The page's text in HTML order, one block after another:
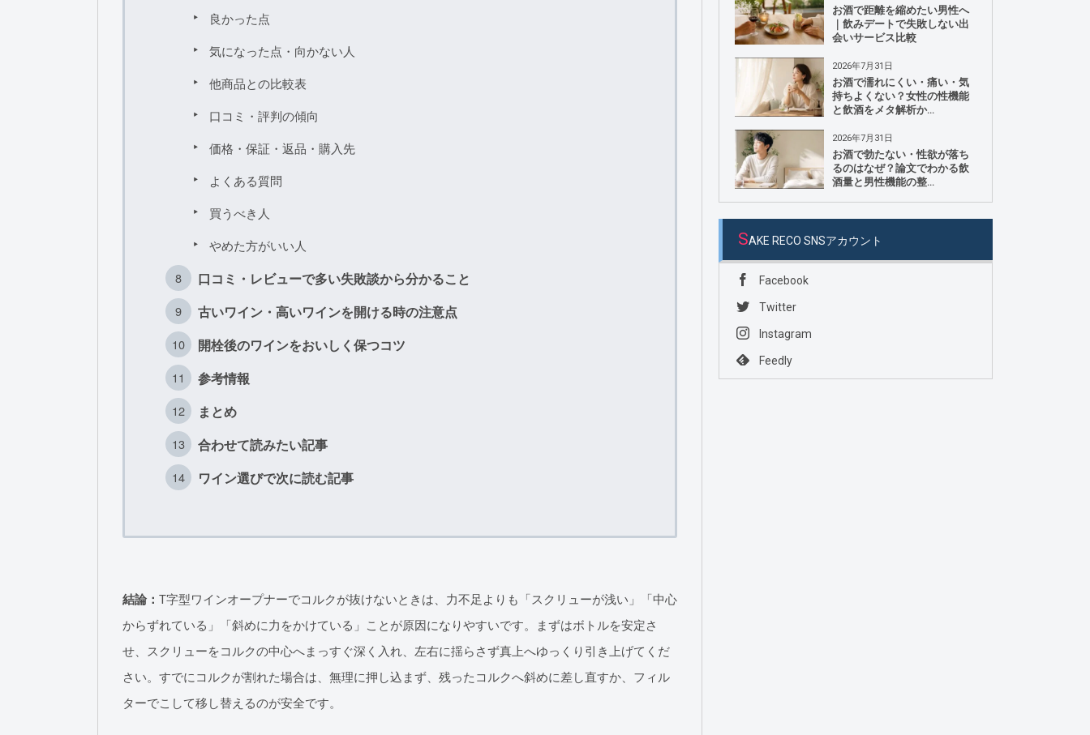
良かった点
気になった点・向かない人
他商品との比較表
口コミ・評判の傾向
価格・保証・返品・購入先
よくある質問
買うべき人
やめた方がいい人
口コミ・レビューで多い失敗談から分かること
古いワイン・高いワインを開ける時の注意点
開栓後のワインをおいしく保つコツ
参考情報
まとめ
合わせて読みたい記事
ワイン選びで次に読む記事
結論： T字型ワインオープナーでコルクが抜けないときは、力不足よりも「スクリューが浅い」「中心
からずれている」「斜めに力をかけている」ことが原因になりやすいです。まずはボトルを安定さ
せ、スクリューをコルクの中心へまっすぐ深く入れ、左右に揺らさず真上へゆっくり引き上げてくだ
さい。すでにコルクが割れた場合は、無理に押し込まず、残ったコルクへ斜めに差し直すか、フィル
ターでこして移し替えるのが安全です。
お酒で距離を縮めたい男性へ
｜飲みデートで失敗しない出
会いサービス比較
2026年7月31日
お酒で濡れにくい・痛い・気
持ちよくない？女性の性機能
と飲酒をメタ解析か...
2026年7月31日
お酒で勃たない・性欲が落ち
るのはなぜ？論文でわかる飲
酒量と男性機能の整...
SAKE RECO SNSアカウント
Facebook
Twitter
Instagram
Feedly